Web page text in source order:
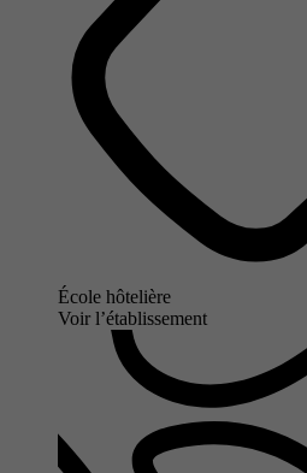
École hôtelière
Voir l’établissement